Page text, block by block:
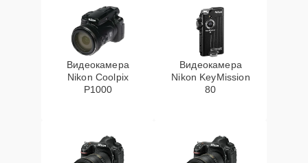
Видеокамера
Nikon Coolpix
P1000
Видеокамера
Nikon KeyMission
80